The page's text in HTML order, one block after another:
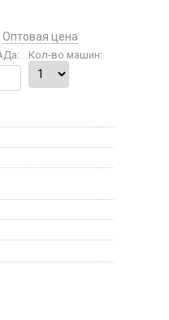
Оптовая цена
Кол-во машин: